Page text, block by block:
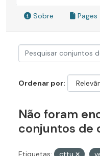
Sobre Pages
Ordenar por
Não foram
conjuntos de
Etiquetas: cttu